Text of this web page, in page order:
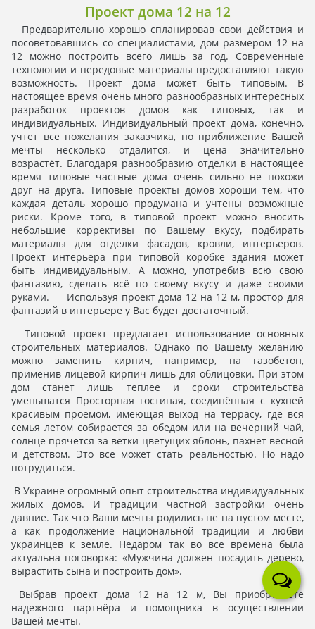
Проект дома 12 на 12
Предварительно хорошо спланировав свои действия и
посоветовавшись со специалистами, дом размером 12 на
12 можно построить всего лишь за год. Современные
технологии и передовые материалы предоставляют такую
возможность. Проект дома может быть типовым. В
настоящее время очень много разнообразных интересных
разработок проектов домов как типовых, так и
индивидуальных. Индивидуальный проект дома, конечно,
учтет все пожелания заказчика, но приближение Вашей
мечты несколько отдалится, и цена значительно
возрастёт. Благодаря разнообразию отделки в настоящее
время типовые частные дома очень сильно не похожи
друг на друга. Типовые проекты домов хороши тем, что
каждая деталь хорошо продумана и учтены возможные
риски. Кроме того, в типовой проект можно вносить
небольшие коррективы по Вашему вкусу, подбирать
материалы для отделки фасадов, кровли, интерьеров.
Проект интерьера при типовой коробке здания может
быть индивидуальным. А можно, употребив всю свою
фантазию, сделать всё по своему вкусу и даже своими
руками. Используя проект дома 12 на 12 м, простор для
фантазий в интерьере у Вас будет достаточный.
Типовой проект предлагает использование основных
строительных материалов. Однако по Вашему желанию
можно заменить кирпич, например, на газобетон,
применив лицевой кирпич лишь для облицовки. При этом
дом станет лишь теплее и сроки строительства
уменьшатся Просторная гостиная, соединённая с кухней
красивым проёмом, имеющая выход на террасу, где вся
семья летом собирается за обедом или на вечерний чай,
солнце прячется за ветки цветущих яблонь, пахнет весной
и детством. Это всё может стать реальностью. Но надо
потрудиться.
В Украине огромный опыт строительства индивидуальных
жилых домов. И традиции частной застройки очень
давние. Так что Ваши мечты родились не на пустом месте,
а как продолжение национальной традиции и любви
украинцев к земле. Недаром так во все времена была
актуальна поговорка: «Мужчина должен посадить дерево,
вырастить сына и построить дом».
Выбрав проект дома 12 на 12 м, Вы приобретаете
надежного партнёра и помощника в осуществлении
Вашей мечты.